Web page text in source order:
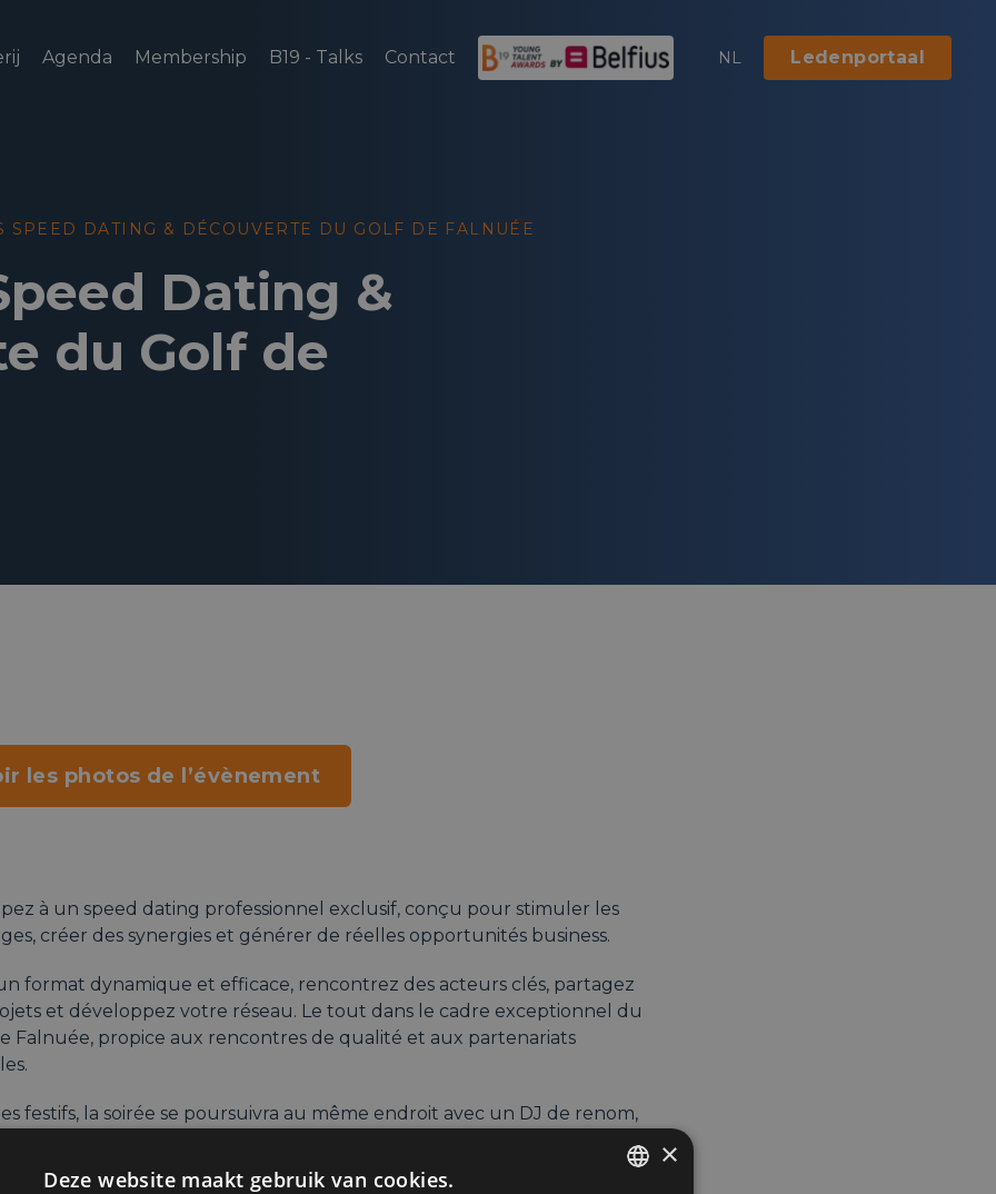
Agenda Membership B19 - Talks Contact NL Ledenportaal
SPEED DATING & DÉCOUVERTE DU GOLF DE FALNUÉE
Dating &
du Golf de
les photos de l’évènement
à un speed dating professionnel exclusif, conçu pour stimuler les
créer des synergies et générer de réelles opportunités business.
format dynamique et efficace, rencontrez des acteurs clés, partagez
et développez votre réseau. Le tout dans le cadre exceptionnel du
Falnuée, propice aux rencontres de qualité et aux partenariats
festifs, la soirée se poursuivra au même endroit avec un DJ de renom,
ainsi que les grossistes du Golf, ce qui promet une soirée haute
×
Deze website maakt gebruik van cookies.